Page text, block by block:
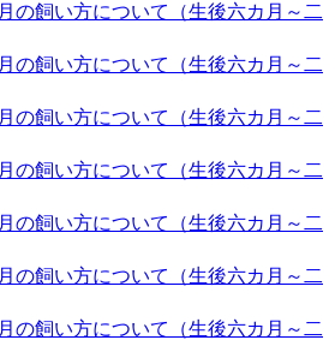
てあげるのが良いでしょう。何か
したら、ヨークシャーテリア専門
ル にご相談ください。
迎えする利点は、ペットショップ
一匹一匹の健康状態や性格などを
いうところです。また、育て方な
直接ブリーダーに確認することが
であれば、お迎えはブリーダーか
ベドールはヨークシャーテリア専
ます。ヨークシャーテリアをお迎
の飼い方について（生後六カ月～二
の飼い方について（生後六カ月～二
の飼い方について（生後六カ月～二
の飼い方について（生後六カ月～二
の飼い方について（生後六カ月～二
の飼い方について（生後六カ月～二
の飼い方について（生後六カ月～二